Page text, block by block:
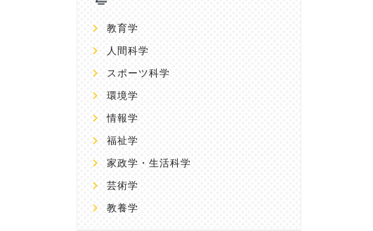
教育学
人間科学
スポーツ科学
環境学
情報学
福祉学
家政学・生活科学
芸術学
教養学